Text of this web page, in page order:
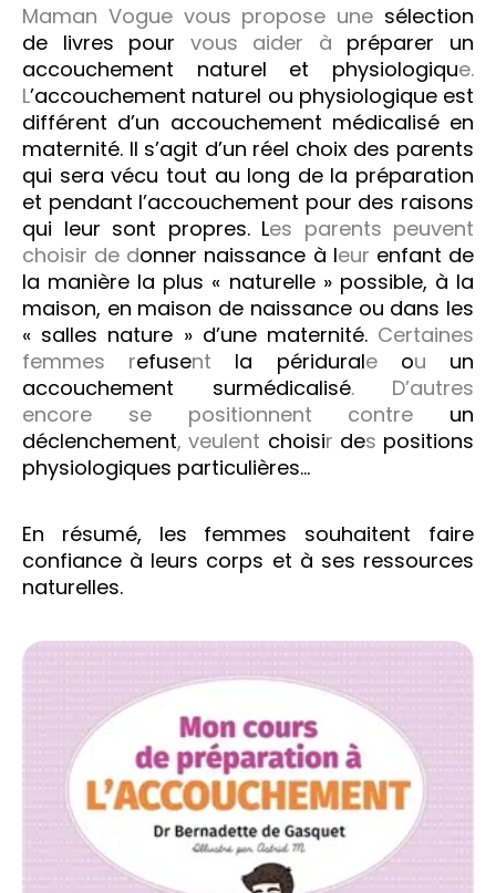
Maman Vogue vous propose une sélection
de livres pour vous aider à préparer un
accouchement naturel et physiologique.
L’accouchement naturel ou physiologique est
différent d’un accouchement médicalisé en
maternité. Il s’agit d’un réel choix des parents
qui sera vécu tout au long de la préparation
et pendant l’accouchement pour des raisons
qui leur sont propres. Les parents peuvent
choisir de donner naissance à leur enfant de
la manière la plus « naturelle » possible, à la
maison, en maison de naissance ou dans les
« salles nature » d’une maternité. Certaines
femmes refusent la périduraleou un
accouchement surmédicalisé. D’autres
encore se positionnent contre un
déclenchement, veulent choisir des positions
physiologiques particulières…
En résumé, les femmes souhaitent faire
confiance à leurs corps et à ses ressources
naturelles.